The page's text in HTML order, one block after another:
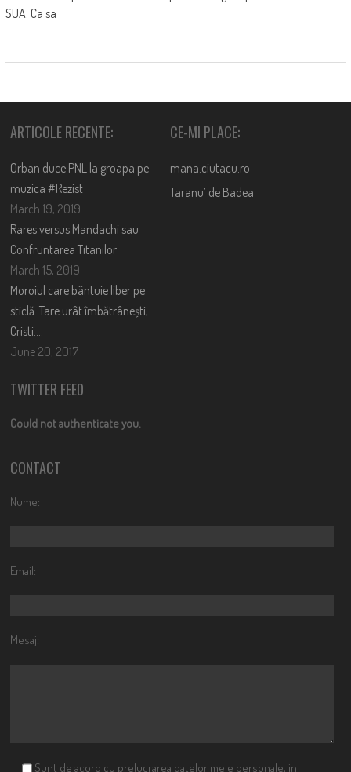
SUA. Ca sa
ARTICOLE RECENTE:
Orban duce PNL la groapa pe
muzica #Rezist
March 19, 2019
Rares versus Mandachi sau
Confruntarea Titanilor
March 15, 2019
Moroiul care bântuie liber pe
sticlă. Tare urât îmbătrânești,
Cristi….
June 20, 2017
CE-MI PLACE:
mana.ciutacu.ro
Taranu’ de Badea
TWITTER FEED
Could not authenticate you.
CONTACT
Nume:
Email:
Mesaj:
Sunt de acord cu prelucrarea datelor mele personale, in